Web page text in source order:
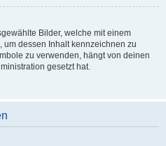
Bilder, welche mit einem
dessen Inhalt kennzeichnen zu
zu verwenden, hängt von deinen
gesetzt hat.